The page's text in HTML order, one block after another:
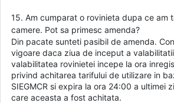
15. Am cumparat o rovinieta dupa ce am
camere. Pot sa primesc amenda?
Din pacate sunteti pasibil de amenda.
vigoare daca ziua de inceput a
valabilitatea rovinietei incepe la ora
privind achitarea tarifului de utilizare in
SIEGMCR si expira la ora 24:00 a ultimei
care aceasta a fost achitata.